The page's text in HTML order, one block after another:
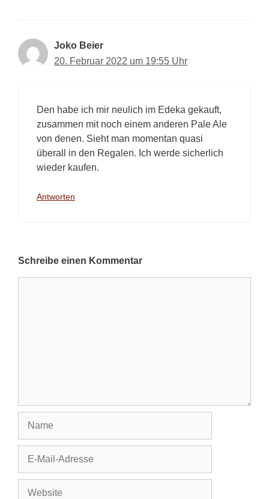
Joko Beier
20. Februar 2022 um 19:55 Uhr
Den habe ich mir neulich im Edeka gekauft,
zusammen mit noch einem anderen Pale Ale
von denen. Sieht man momentan quasi
überall in den Regalen. Ich werde sicherlich
wieder kaufen.
Antworten
Schreibe einen Kommentar
Adresse